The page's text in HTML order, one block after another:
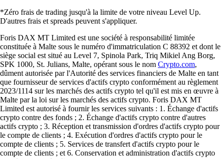
*Zéro frais de trading jusqu'à la limite de votre niveau Level Up.
D'autres frais et spreads peuvent s'appliquer.
Foris DAX MT Limited est une société à responsabilité limitée
constituée à Malte sous le numéro d'immatriculation C 88392 et dont le
siège social est situé au Level 7, Spinola Park, Triq Mikiel Ang Borg,
SPK 1000, St. Julians, Malte, opérant sous le nom Crypto.com,
dûment autorisée par l'Autorité des services financiers de Malte en tant
que fournisseur de services d'actifs crypto conformément au règlement
2023/1114 sur les marchés des actifs crypto tel qu'il est mis en œuvre à
Malte par la loi sur les marchés des actifs crypto. Foris DAX MT
Limited est autorisé à fournir les services suivants : 1. Échange d'actifs
crypto contre des fonds ; 2. Échange d'actifs crypto contre d'autres
actifs crypto ; 3. Réception et transmission d'ordres d'actifs crypto pour
le compte de clients ; 4. Exécution d'ordres d'actifs crypto pour le
compte de clients ; 5. Services de transfert d'actifs crypto pour le
compte de clients ; et 6. Conservation et administration d'actifs crypto